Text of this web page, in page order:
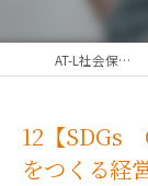
AT-L社会保険労務士法人
12【SDGs
をつくる経